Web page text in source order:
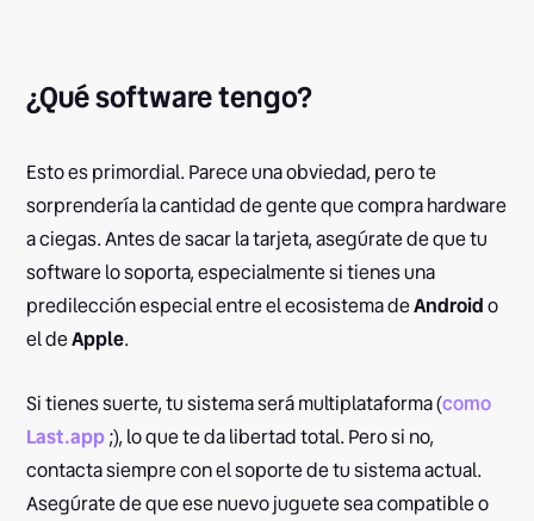
¿Qué software tengo?
Esto es primordial. Parece una obviedad, pero te
sorprendería la cantidad de gente que compra hardware
a ciegas. Antes de sacar la tarjeta, asegúrate de que tu
software lo soporta, especialmente si tienes una
predilección especial entre el ecosistema deAndroido
el deApple.
Si tienes suerte, tu sistema será multiplataforma (como
Last.app;), lo que te da libertad total. Pero si no,
contacta siempre con el soporte de tu sistema actual.
Asegúrate de que ese nuevo juguete sea compatible o